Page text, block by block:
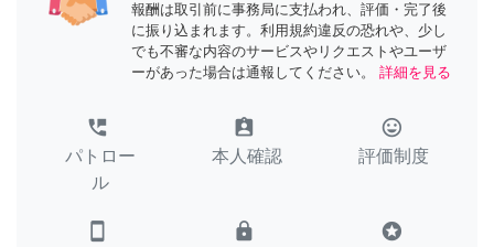
報酬は取引前に事務局に支払われ、評価・完了後
に振り込まれます。利用規約違反の恐れや、少し
でも不審な内容のサービスやリクエストやユーザ
ーがあった場合は通報してください。
詳細を見る
perm_phone_msg
パトロー
ル
assignment_ind
本人確認
tag_faces
評価制度
smartphone lock stars